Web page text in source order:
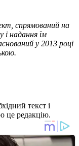
спрямований на
і надання їм
у 2013 році
текст і
це редакцію.